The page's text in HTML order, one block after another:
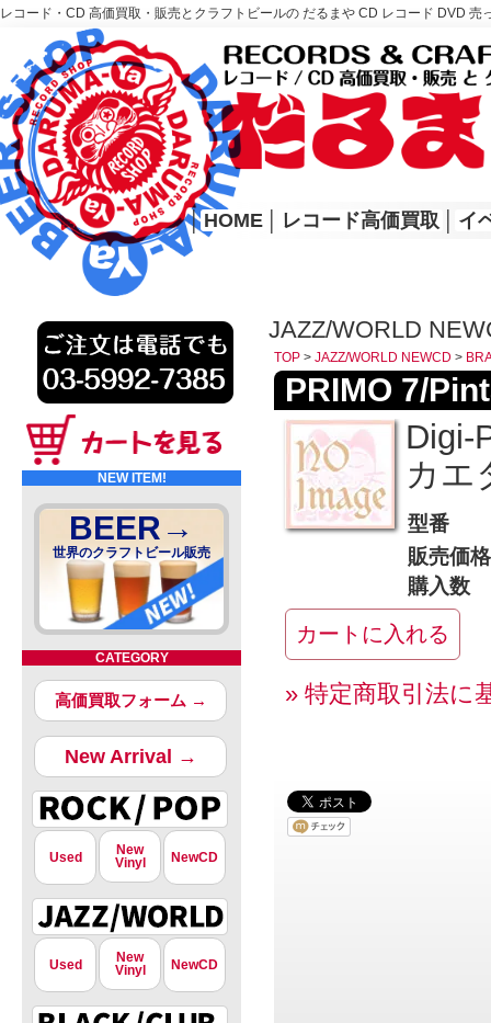
レコード・CD 高価買取・販売とクラフトビールの だるまや CD レコード DVD
レコード高価買取はこちら
HOME
│ HOME レコード高価買取 イ
NEW ITEM!
BEER→
世界のクラフトビール販売
CATEGORY
高価買取フォーム →
New Arrival →
Used
New
Vinyl
NewCD
Used
New
Vinyl
NewCD
JAZZ/WORLD
TOP > JAZZ/WORLD NEWCD >
PRIMO 7/
Digi-
カエ
型番
販売価格
購入数
» 特定商取引法に